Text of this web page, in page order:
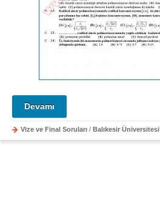
Devamı
Vize ve Final Soruları / Balıkesir Üniversitesi